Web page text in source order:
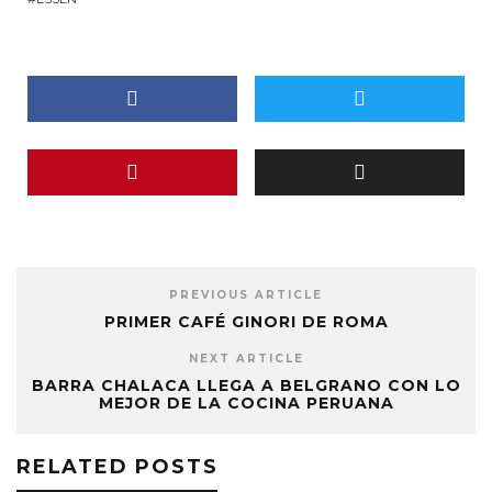
PREVIOUS ARTICLE
PRIMER CAFÉ GINORI DE ROMA
NEXT ARTICLE
BARRA CHALACA LLEGA A BELGRANO CON LO
MEJOR DE LA COCINA PERUANA
RELATED POSTS